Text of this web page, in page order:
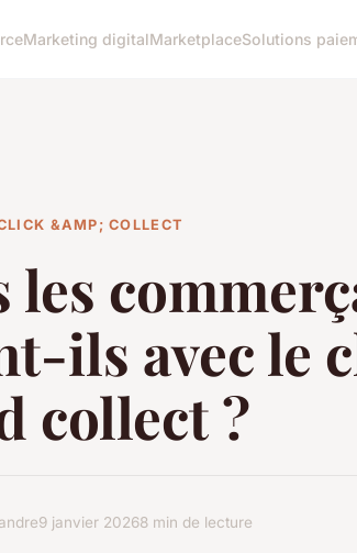
Marketing digitalMarketplaceSolutions
&AMP; COLLECT
les
ils avec le
collect ?
9 janvier 20268 min de lecture